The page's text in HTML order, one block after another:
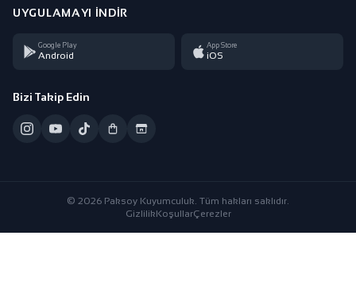
UYGULAMAYI İNDIR
Google Play
Android
App Store
iOS
Bizi Takip Edin
© 2026 Paksoy Kuyumculuk. Tüm hakları saklıdır.
GizlilikKoşullarÇerezler